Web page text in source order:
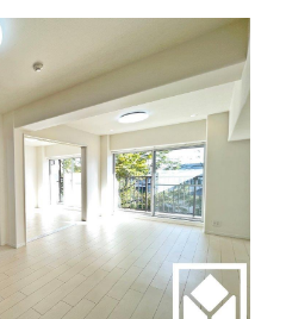
徒歩12分
16分
24分、お車6分
3分
ームを開催いたしますため、
・ご連絡をしていただきます
す。
428-503 にご連絡くださ
しております🌟
ご成約いただいたお客様に最
プレゼント！
電の購入時の割引特典も付い
たします♪
ルームは初開催です！
ノベーション完了予定！
トバス・洗面化粧台・トイレ
ーリング貼替、建具交換、間
グ等）